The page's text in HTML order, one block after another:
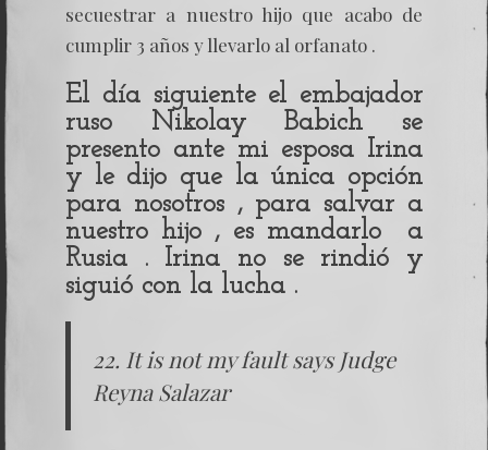
secuestrar a nuestro hijo que acabo de
cumplir 3 años y llevarlo al orfanato .
El día siguiente el embajador
ruso Nikolay Babich se
presento ante mi esposa Irina
y le dijo que la única opción
para nosotros , para salvar a
nuestro hijo , es mandarlo a
Rusia . Irina no se rindió y
siguió con la lucha .
22. It is not my fault says Judge
Reyna Salazar